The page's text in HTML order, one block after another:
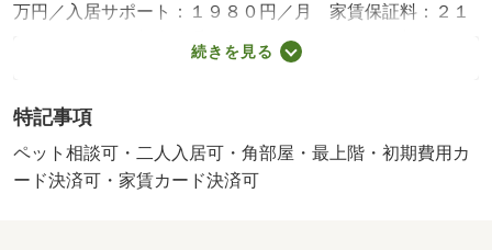
万円／入居サポート：１９８０円／月 家賃保証料：２１
７８円／月 更新事務手数料：２２０００円／更新時／保
証会社利用必：賃貸保証料２５０００円／二人入居可／子
まで／バストイレ別／ガスコンロ対応／シャワー付洗面台
／ＴＶインターホン／浴室乾燥機／室内洗濯置／シューズ
ボックス／システムキッチン／追焚機能浴室／角住戸／温
続きを見る
特記事項
ペット相談可・二人入居可・角部屋・最上階・初期費用カ
ード決済可・家賃カード決済可